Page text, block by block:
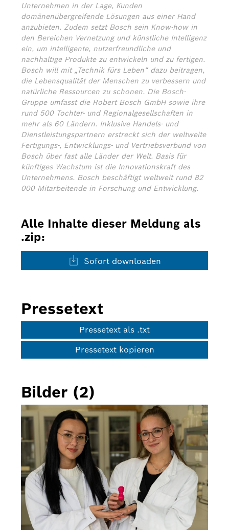
Unternehmen in der Lage, Kunden
domänenübergreifende Lösungen aus einer Hand
anzubieten. Zudem setzt Bosch sein Know-how in
den Bereichen Vernetzung und künstliche Intelligenz
ein, um intelligente, nutzerfreundliche und
nachhaltige Produkte zu entwickeln und zu fertigen.
Bosch will mit „Technik fürs Leben“ dazu beitragen,
die Lebensqualität der Menschen zu verbessern und
natürliche Ressourcen zu schonen. Die Bosch-
Gruppe umfasst die Robert Bosch GmbH sowie ihre
rund 500 Tochter- und Regionalgesellschaften in
mehr als 60 Ländern. Inklusive Handels- und
Dienstleistungspartnern erstreckt sich der weltweite
Fertigungs-, Entwicklungs- und Vertriebsverbund von
Bosch über fast alle Länder der Welt. Basis für
künftiges Wachstum ist die Innovationskraft des
Unternehmens. Bosch beschäftigt weltweit rund 82
000 Mitarbeitende in Forschung und Entwicklung.
Alle Inhalte dieser Meldung als
.zip:
Sofort downloaden
Pressetext
Pressetext als .txt
Pressetext kopieren
Bilder (2)